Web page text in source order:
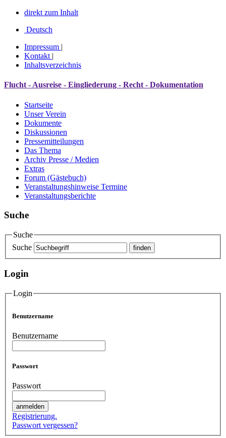
direkt zum Inhalt
Deutsch
Impressum |
Kontakt |
Inhaltsverzeichnis
Flucht - Ausreise - Eingliederung - Recht - Dokumentation
Startseite
Unser Verein
Dokumente
Diskussionen
Pressemitteilungen
Das Thema
Archiv Presse / Medien
Extras
Forum (Gästebuch)
Veranstaltungshinweise Termine
Veranstaltungsberichte
Suche
Suche
Suche
Login
Login
Benutzername
Benutzername
Passwort
Passwort
Registrierung.
Passwort vergessen?